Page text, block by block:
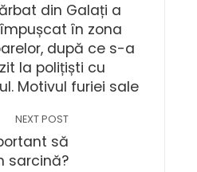
din Galați a
în zona
după ce s-a
la polițiști cu
Motivul furiei sale
NEXT POST
să
sarcină?